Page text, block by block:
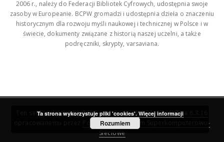
2006 r., należy do Federacji Bibliotek Cyfrowych, udostępnia swoje
zasoby w Europeanie. BCPW gromadzi i udostępnia dzieła o znaczeniu
historycznym dla rozwoju myśli naukowej i technicznej w Polsce i w
świecie, dokumenty związane z historią naszej uczelni, a także
podręczniki, skrypty, varsaviana.
Ten serwis działa dzięki oprogramowaniuDInGO dLibra 6.3.16
Poznańskie Centrum Superkomputerowo-
Sieciowe
Ta strona wykorzystuje pliki 'cookies'. Więcej informacji
Rozumiem